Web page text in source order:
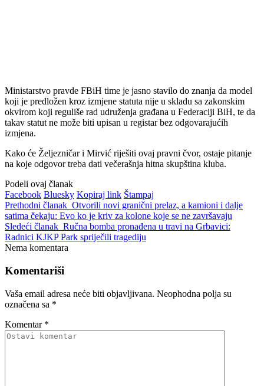
Ministarstvo pravde FBiH time je jasno stavilo do znanja da model
koji je predložen kroz izmjene statuta nije u skladu sa zakonskim
okvirom koji reguliše rad udruženja građana u Federaciji BiH, te da
takav statut ne može biti upisan u registar bez odgovarajućih
izmjena.
Kako će Željezničar i Mirvić riješiti ovaj pravni čvor, ostaje pitanje
na koje odgovor treba dati večerašnja hitna skupština kluba.
Podeli ovaj članak
Facebook Bluesky Kopiraj link Štampaj
Prethodni članak Otvorili novi granični prelaz, a kamioni i dalje
satima čekaju: Evo ko je kriv za kolone koje se ne završavaju
Sledeći članak Ručna bomba pronađena u travi na Grbavici:
Radnici KJKP Park spriječili tragediju
Nema komentara
Komentariši
Vaša email adresa neće biti objavljivana. Neophodna polja su
označena sa *
Komentar *